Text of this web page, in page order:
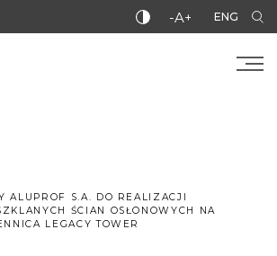
-A+ ENG
ALUPROF S.A. DO REALIZACJI
ŚCIAN OSŁONOWYCH NA
LEGACY TOWER